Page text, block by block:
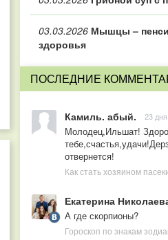
03.03.2026 Мышцы –
здоровья
ПОСЛЕДНИЕ
Камиль. абый. 23
Молодец,Ильшат!
отвернется!
Как стать хозяином
Екатерина
А где скорпионы?
Гороскоп по знакам